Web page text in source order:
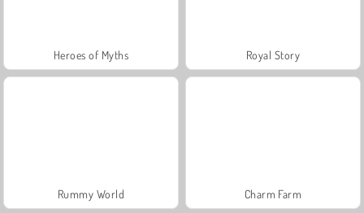
Heroes of Myths Royal Story
Rummy World Charm Farm